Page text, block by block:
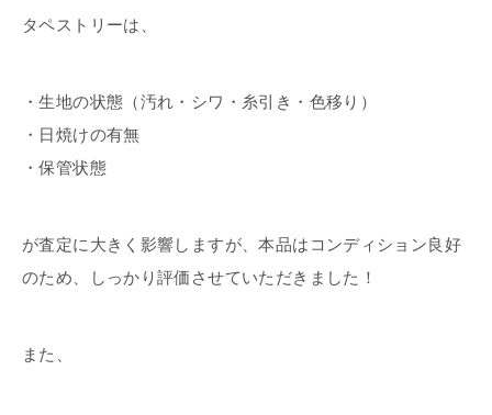
タペストリーは、
・生地の状態（汚れ・シワ・糸引き・色移り）
・日焼けの有無
・保管状態
が査定に大きく影響しますが、本品はコンディション良好
のため、しっかり評価させていただきました！
また、